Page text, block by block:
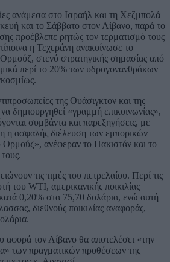
ανάμεσα στο Ισραήλ και τη Χεζμπολά
και το Σάββατο στον Λίβανο, παρά το
προέβλεπε ρητώς τον τερματισμό τους
η Τεχεράνη ανακοίνωσε το
στενό στρατηγικής σημασίας από
περί το 20% των υδρογονανθράκων
της Ουάσιγκτον και της
δημιουργηθεί «γραμμή επικοινωνίας»,
συμβάντα και παρεξηγήσεις, με
η ασφαλής διέλευση των εμπορικών
ανέφεραν το Πακιστάν και το
τις τιμές του πετρελαίου. Περί τις
του WTI, αμερικανικής ποικιλίας
0,20% στα 75,70 δολάρια, ενώ αυτή
διεθνούς ποικιλίας αναφοράς,
τον Λίβανο θα αποτελέσει «την
των πραγματικών προθέσεων της